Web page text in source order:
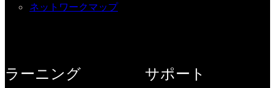
ネットワークマップ
ラーニング サポート